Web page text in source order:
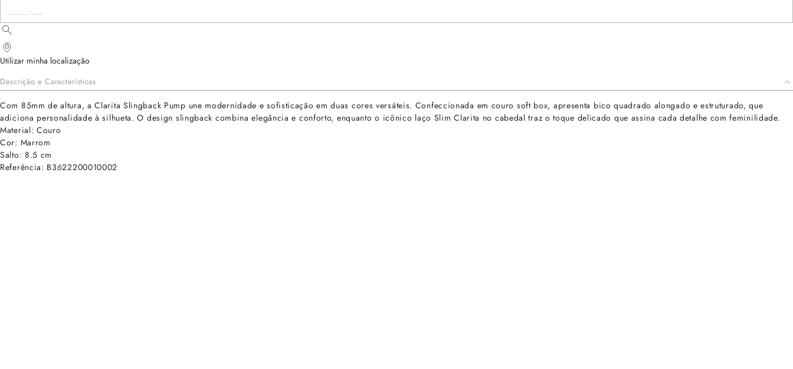
Utilizar minha localização
Descrição e Características
Com 85mm de altura, a Clarita Slingback Pump une modernidade e sofisticação em duas cores versáteis. Confeccionada em couro soft box, apresenta bico quadrado alongado e estruturado, que
adiciona personalidade à silhueta. O design slingback combina elegância e conforto, enquanto o icônico laço Slim Clarita no cabedal traz o toque delicado que assina cada detalhe com feminilidade.
Material: Couro
Cor: Marrom
Salto: 8.5 cm
Referência: B3622200010002